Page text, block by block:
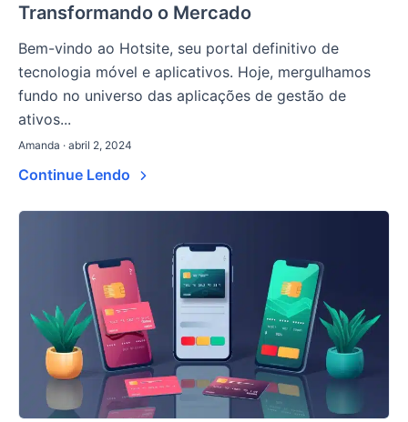
Transformando o Mercado
Bem-vindo ao Hotsite, seu portal definitivo de
tecnologia móvel e aplicativos. Hoje, mergulhamos
fundo no universo das aplicações de gestão de
ativos...
Amanda · abril 2, 2024
Continue Lendo